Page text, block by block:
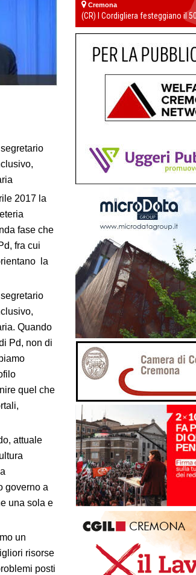
2017 la
fase che
fra cui
la
Quando
Pd, non di
quel che
attuale
governo a
una sola e
un
risorse
posti
Cremona
(CR) I Cordigliera festeggiano il